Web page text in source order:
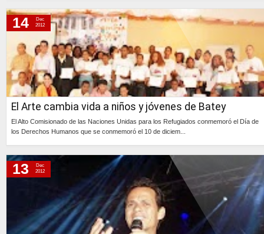
El Arte cambia vida a niños y jóvenes de Batey
El Alto Comisionado de las Naciones Unidas para los Refugiados conmemoró el Día de
los Derechos Humanos que se conmemoró el 10 de diciem...
14
Dec
2012
13
Dec
2012